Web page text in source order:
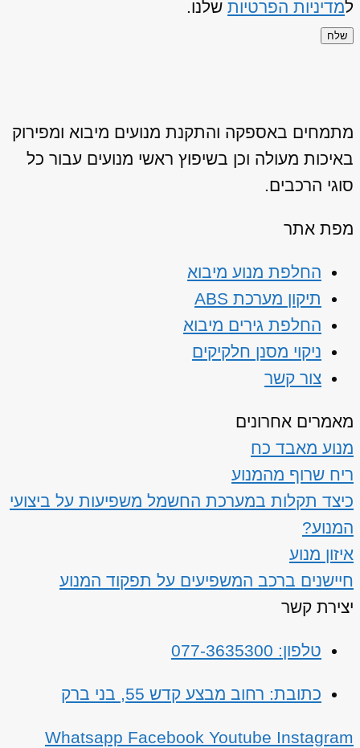
למדיניות הפרטיות שלנו.
שלח
מתמחים באספקה והתקנת מנועים מיבוא ומפירוק
באיכות מעולה וכן בשיפוץ ראשי מנועים עבור כל
סוגי הרכבים.
מפת אתר
החלפת מנוע מיבוא
תיקון מערכת ABS
החלפת גירים מיבוא
ניקוי מסנן חלקיקים
צור קשר
מאמרים אחרונים
מנוע מאבד כח
ריח שרוף מהמנוע
כיצד תקלות במערכת החשמל משפיעות על ביצועי
המנוע?
איזון מנוע
חיישנים ברכב המשפיעים על תפקוד המנוע
יצירת קשר
טלפון: 077-3635300
כתובת: רחוב מבצע קדש 55, בני ברק
Whatsapp Facebook Youtube Instagram